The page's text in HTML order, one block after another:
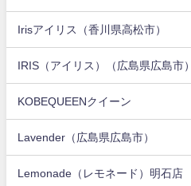
Irisアイリス（香川県高松市）
IRIS（アイリス）（広島県広島市）
KOBEQUEENクイーン
Lavender（広島県広島市）
Lemonade（レモネード）明石店